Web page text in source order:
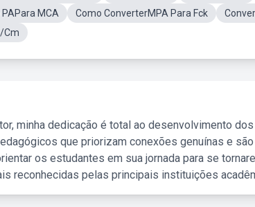
MCA Como ConverterMPA Para Fck
Cm
minha dedicação é total ao desenvolvimento
que priorizam conexões genuínas e
os estudantes em sua jornada para se
reconhecidas pelas principais instituições